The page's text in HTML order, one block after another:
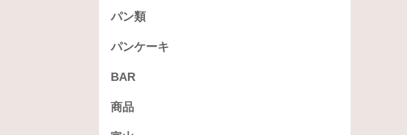
パン類
パンケーキ
BAR
商品